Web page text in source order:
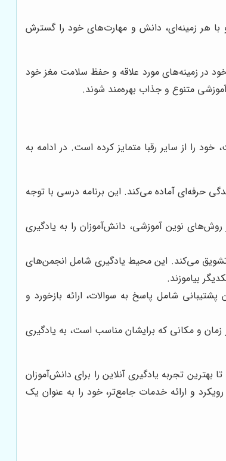
و با هر زمینه‌ای، دانش و مهارت‌های خود را گسترش
خود در زمینه‌های مورد علاقه و حفظ سلامت مغز خود
متنوع و جذاب بهره‌مند شوند.
خود را از سایر رقبا متمایز کرده است. در ادامه به
حرفه‌ای آماده می‌کند. این برنامه درسی با توجه
نوین آموزشی، دانش‌آموزان را به یادگیری
تشویق می‌کند. این محیط یادگیری شامل انجمن‌های
بیاموزند.
شامل پاسخ به سوالات، ارائه بازخورد و
زمان و مکانی که برایشان مناسب است، به یادگیری
تجربه یادگیری آنلاین را برای دانش‌آموزان
و ارائه خدمات جامع‌تر، خود را به عنوان یک